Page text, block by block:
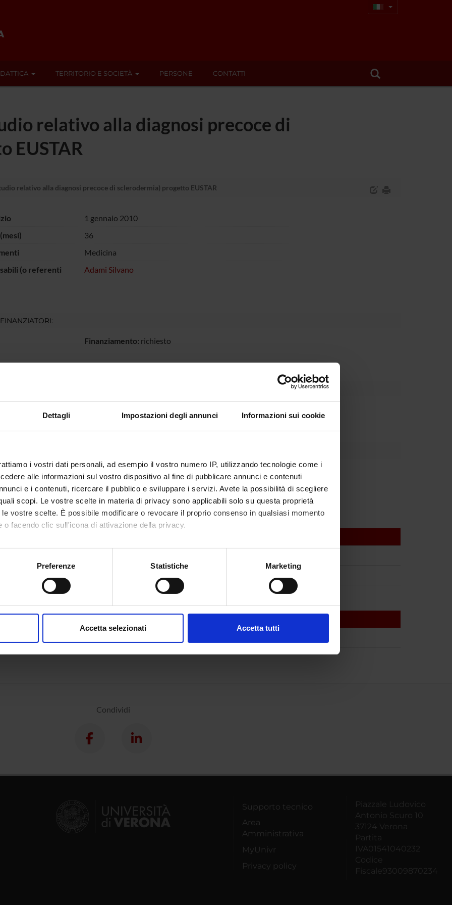
Dettagli Impostazioni degli annunci Informazioni sui cookie
i vostri dati personali, ad esempio il vostro numero IP, utilizzando tecnologie come i
alle informazioni sul vostro dispositivo al fine di pubblicare annunci e contenuti
e i contenuti, ricercare il pubblico e sviluppare i servizi. Avete la possibilità di scegliere
scopi. Le vostre scelte in materia di privacy sono applicabili solo su questa proprietà
vostre scelte. È possibile modificare o revocare il proprio consenso in qualsiasi momento
o facendo clic sull'icona di attivazione della privacy.
anche:
sulla tua posizione geografica, con un'approssimazione di qualche metro,
in qualsiasi momento dalla Dichiarazione sui cookie.
Preferenze Statistiche Marketing
Accetta selezionati Accetta tutti
TERRITORIO E SOCIETÀ PERSONE CONTATTI
relativo alla diagnosi precoce di
EUSTAR
relativo alla diagnosi precoce di sclerodermia) progetto EUSTAR
1 gennaio 2010
36
Medicina
(o referenti
Adami Silvano
Finanziamento: richiesto
ESTERNI
Azienda Ospedaliera di
Verona Reumatologia
Dirigente Medico I livello
Condividi
Supporto tecnico
Area
Amministrativa
MyUnivr
Privacy policy
Piazzale Ludovico
Antonio Scuro 10
37124 Verona
Partita
IVA01541040232
Codice
Fiscale93009870234